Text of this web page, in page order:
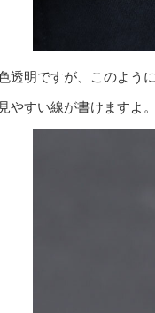
透明ですが、このよう
やすい線が書けますよ。